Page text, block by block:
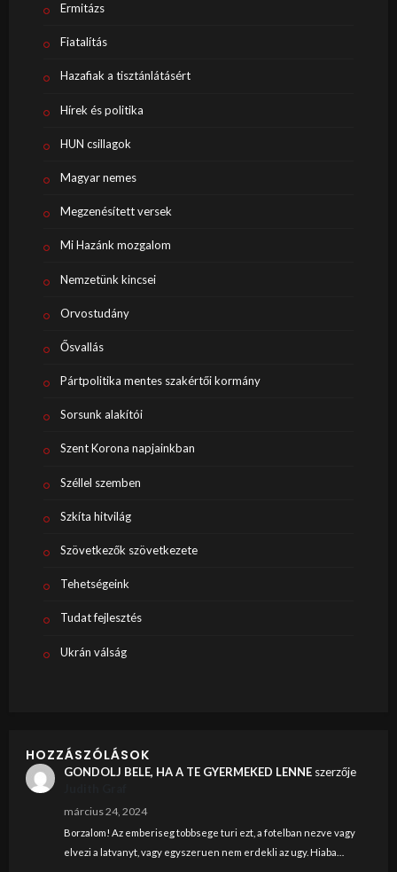
Ermitázs
Fiatalítás
Hazafiak a tisztánlátásért
Hírek és politika
HUN csillagok
Magyar nemes
Megzenésített versek
Mi Hazánk mozgalom
Nemzetünk kincsei
Orvostudány
Ősvallás
Pártpolitika mentes szakértői kormány
Sorsunk alakítói
Szent Korona napjainkban
Széllel szemben
Szkíta hitvilág
Szövetkezők szövetkezete
Tehetségeink
Tudat fejlesztés
Ukrán válság
HOZZÁSZÓLÁSOK
GONDOLJ BELE, HA A TE GYERMEKED LENNEszerzője
március 24, 2024
Borzalom! Az emberiseg tobbsege turi ezt, a fotelban nezve vagy
elvezi a latvanyt, vagy egyszeruen nem erdekli az ugy. Hiaba…